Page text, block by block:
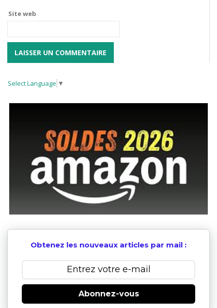
Site web
Select Language ▼
Obtenez les nouveaux articles par mail :
Abonnez-vous